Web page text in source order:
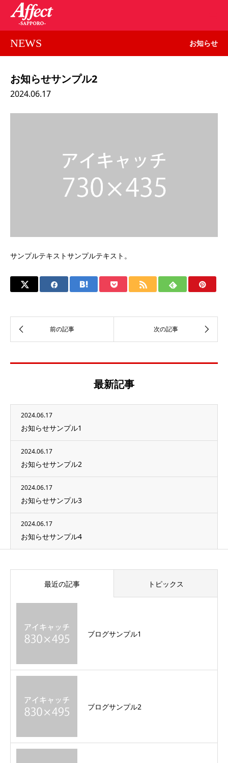
NEWS お知らせ
お知らせサンプル2
2024.06.17
サンプルテキストサンプルテキスト。
最新記事
2024.06.17
お知らせサンプル1
2024.06.17
お知らせサンプル2
2024.06.17
お知らせサンプル3
2024.06.17
お知らせサンプル4
最近の記事 トピックス
ブログサンプル1
ブログサンプル2